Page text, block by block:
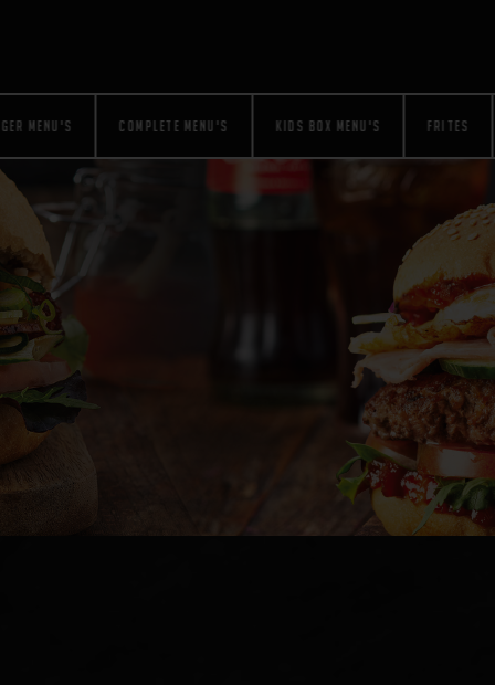
MENU'S COMPLETE MENU'S KIDS BOX MENU'S FRITES